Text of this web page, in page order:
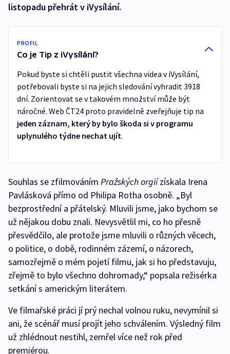
listopadu přehrát v iVysílání.
PROFIL
Co je Tip z iVysílání?
Pokud byste si chtěli pustit všechna videa v iVysílání,
potřebovali byste si na jejich sledování vyhradit 3918
dní. Zorientovat se v takovém množství může být
náročné. Web ČT24 proto pravidelně zveřejňuje tip na
jeden záznam, který by bylo škoda si v programu
uplynulého týdne nechat ujít.
Souhlas se zfilmováním Pražských orgiízískala Irena
Pavlásková přímo od Philipa Rotha osobně. „Byl
bezprostřední a přátelský. Mluvili jsme, jako bychom se
už nějakou dobu znali. Nevysvětlil mi, co ho přesně
přesvědčilo, ale protože jsme mluvili o různých věcech,
o politice, o době, rodinném zázemí, o názorech,
samozřejmě o mém pojetí filmu, jak si ho představuju,
zřejmě to bylo všechno dohromady,“ popsala režisérka
setkání s americkým literátem.
Ve filmařské práci jí prý nechal volnou ruku, nevymínil si
ani, že scénář musí projít jeho schválením. Výsledný film
už zhlédnout nestihl, zemřel více než rok před
premiérou.